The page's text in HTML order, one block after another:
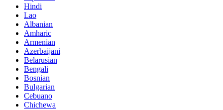
Hindi
Lao
Albanian
Amharic
Armenian
Azerbaijani
Belarusian
Bengali
Bosnian
Bulgarian
Cebuano
Chichewa